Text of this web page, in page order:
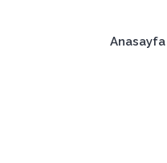
Anasayfa